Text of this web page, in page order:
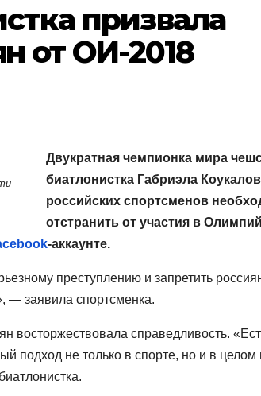
призвала
от ОИ-2018
Двукратная чемпионка мира
биатлонистка Габриэла
российских спортсменов
отстранить от участия в
-аккаунте.
преступлению и запретить
— заявила спортсменка.
восторжествовала справедливость.
подход не только в спорте, но и в